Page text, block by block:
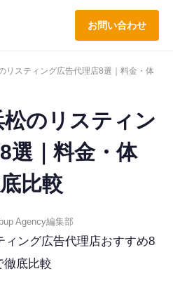
お問い合わせ
リスティング広告代理店8選｜料金・体
松のリスティン
選｜料金・体
比較
Agency編集部
ィング広告代理店おすすめ8
徹底比較